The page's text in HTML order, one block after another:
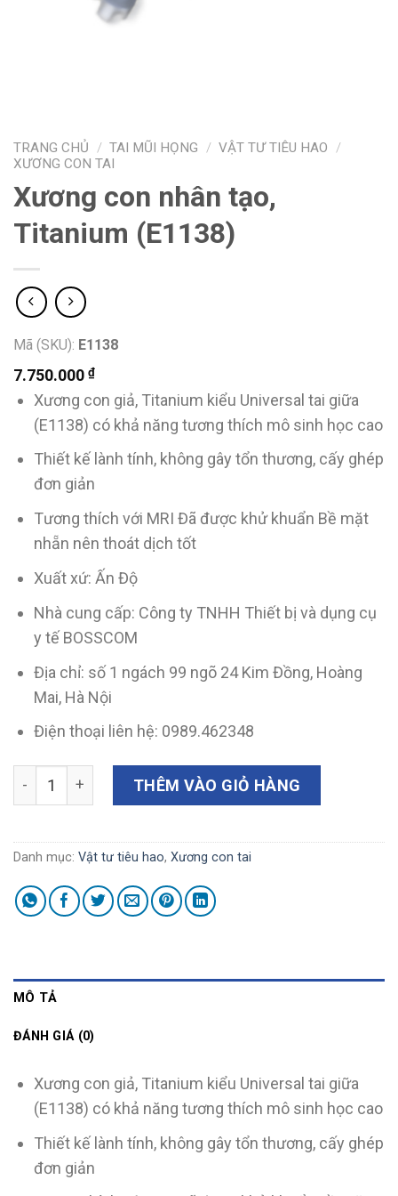
TRANG CHỦ / TAI MŨI HỌNG / VẬT TƯ TIÊU HAO /
XƯƠNG CON TAI
Xương con nhân tạo,
Titanium (E1138)
Mã (SKU): E1138
7.750.000 ₫
Xương con giả, Titanium kiểu Universal tai giữa
(E1138) có khả năng tương thích mô sinh học cao
Thiết kế lành tính, không gây tổn thương, cấy ghép
đơn giản
Tương thích với MRI Đã được khử khuẩn Bề mặt
nhẵn nên thoát dịch tốt
Xuất xứ: Ấn Độ
Nhà cung cấp: Công ty TNHH Thiết bị và dụng cụ
y tế BOSSCOM
Địa chỉ: số 1 ngách 99 ngõ 24 Kim Đồng, Hoàng
Mai, Hà Nội
Điện thoại liên hệ: 0989.462348
Xương con nhân tạo, Titanium (E1138) số lượng
THÊM VÀO GIỎ HÀNG
Danh mục: Vật tư tiêu hao, Xương con tai
MÔ TẢ
ĐÁNH GIÁ (0)
Xương con giả, Titanium kiểu Universal tai giữa
(E1138) có khả năng tương thích mô sinh học cao
Thiết kế lành tính, không gây tổn thương, cấy ghép
đơn giản